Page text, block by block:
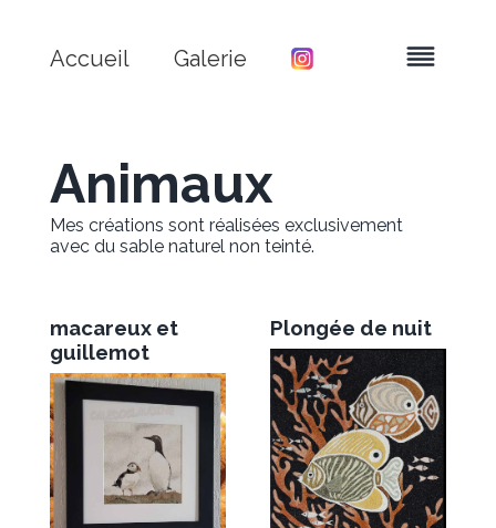
Accueil Galerie
Animaux
Mes créations sont réalisées exclusivement
avec du sable naturel non teinté.
macareux et
guillemot
Plongée de nuit